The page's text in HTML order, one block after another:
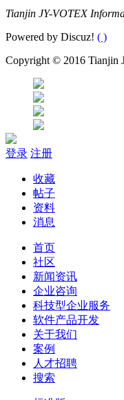
Tianjin JY-VOTEX
Powered by Discuz! ( )
Copyright © 2016 Tianjin
登录 注册
收藏
帖子
资料
消息
首页
社区
新闻资讯
企业咨询
科技型企业服务
软件产品开发
关于我们
案例
人才招聘
搜索